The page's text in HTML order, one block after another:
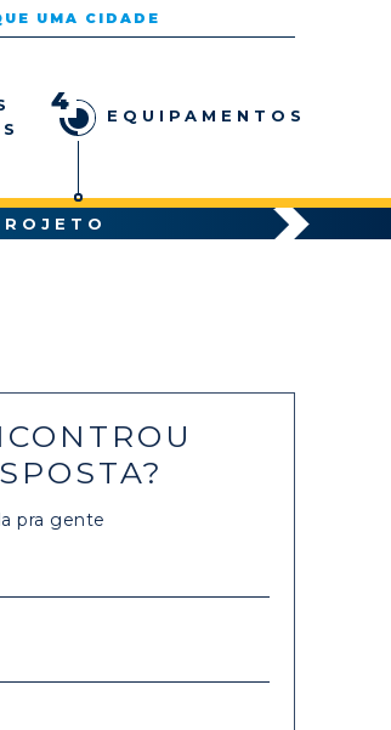
UMA CIDADE
4 EQUIPAMENTOS
pra gente